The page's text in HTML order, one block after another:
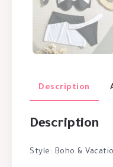
Description
Description
Style: Boho &